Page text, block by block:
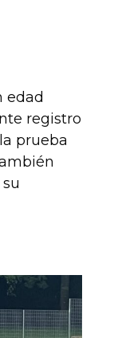
edad
registro
prueba